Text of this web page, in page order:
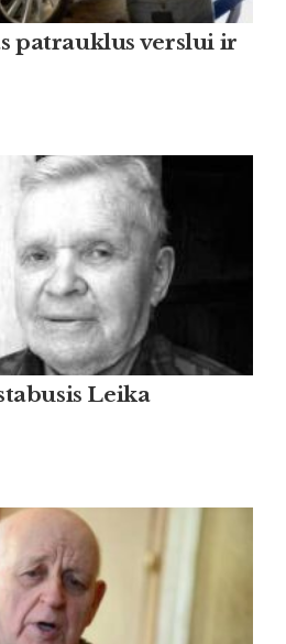
patrauklus verslui ir
Leika